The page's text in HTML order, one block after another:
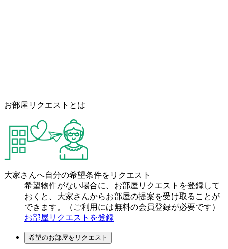
お部屋リクエストとは
大家さんへ自分の希望条件をリクエスト
希望物件がない場合に、お部屋リクエストを登録して
おくと、大家さんからお部屋の提案を受け取ることが
できます。（ご利用には無料の会員登録が必要です）
お部屋リクエストを登録
希望のお部屋をリクエスト